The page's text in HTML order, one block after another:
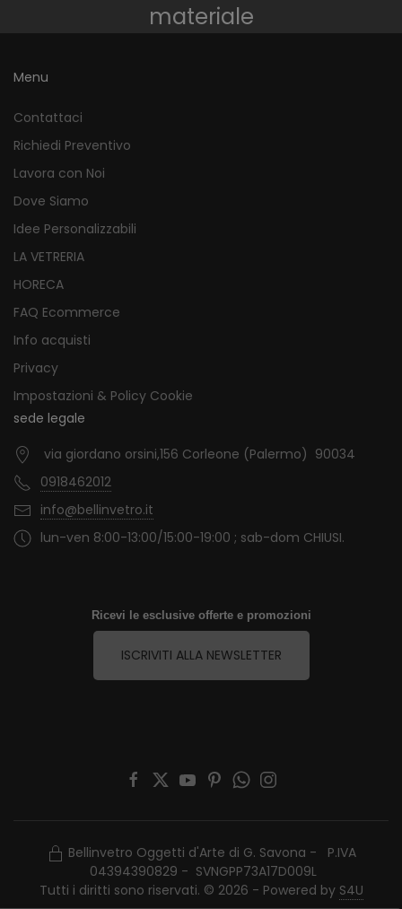
materiale
Menu
Contattaci
Richiedi Preventivo
Lavora con Noi
Dove Siamo
Idee Personalizzabili
LA VETRERIA
HORECA
FAQ Ecommerce
Info acquisti
Privacy
Impostazioni & Policy Cookie
sede legale
via giordano orsini,156 Corleone (Palermo) 90034
0918462012
info@bellinvetro.it
lun-ven 8:00-13:00/15:00-19:00 ; sab-dom CHIUSI.
Ricevi le esclusive offerte e promozioni
ISCRIVITI ALLA NEWSLETTER
Bellinvetro Oggetti d'Arte di G. Savona - P.IVA
04394390829 - SVNGPP73A17D009L
Tutti i diritti sono riservati. © 2026 - Powered by S4U